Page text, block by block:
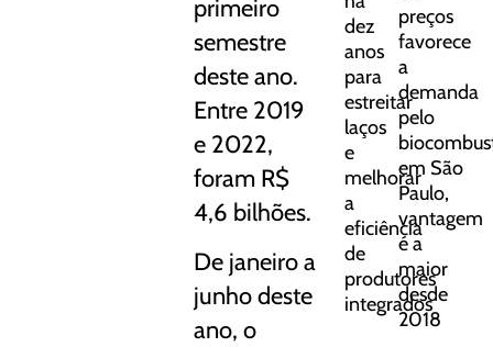
primeiro
semestre
deste ano.
Entre 2019
e 2022,
foram R$
4,6 bilhões.
De janeiro a
junho deste
ano, o
dez
anos
para
estreitar
laços
e
melhorar
a
eficiência
de
produtores
integrados
preços
favorece
a
demanda
pelo
em São
Paulo,
vantagem
é a
maior
desde
2018